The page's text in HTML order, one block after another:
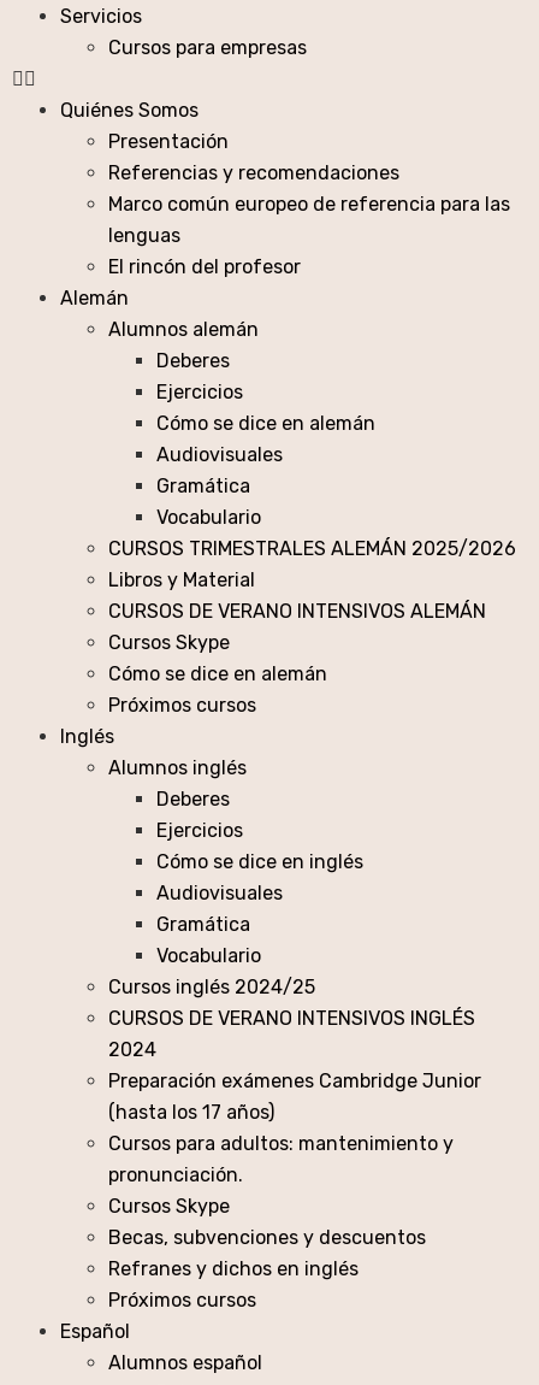
Servicios
Cursos para empresas
Quiénes Somos
Presentación
Referencias y recomendaciones
Marco común europeo de referencia para las
lenguas
El rincón del profesor
Alemán
Alumnos alemán
Deberes
Ejercicios
Cómo se dice en alemán
Audiovisuales
Gramática
Vocabulario
CURSOS TRIMESTRALES ALEMÁN 2025/2026
Libros y Material
CURSOS DE VERANO INTENSIVOS ALEMÁN
Cursos Skype
Cómo se dice en alemán
Próximos cursos
Inglés
Alumnos inglés
Deberes
Ejercicios
Cómo se dice en inglés
Audiovisuales
Gramática
Vocabulario
Cursos inglés 2024/25
CURSOS DE VERANO INTENSIVOS INGLÉS
2024
Preparación exámenes Cambridge Junior
(hasta los 17 años)
Cursos para adultos: mantenimiento y
pronunciación.
Cursos Skype
Becas, subvenciones y descuentos
Refranes y dichos en inglés
Próximos cursos
Español
Alumnos español